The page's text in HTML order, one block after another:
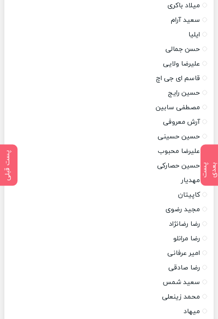
پ
س
ت
ب
ع
د ی پست قبلی
میلاد باکری
سعید آرام
ایلیا
حسن جمالی
علیرضا ولایی
قاسم ای جی اچ
حسین رایج
مصطفی سابین
آرش معروفی
حسین حسینی
علیرضا محبوب
حسین حصارکی
مهدیار
کاپیتان
مجید رضوی
رضا رضانژاد
رضا مرانلو
امیر عرفانی
رضا صادقی
سعید شمس
محمد زینعلی
میهاد